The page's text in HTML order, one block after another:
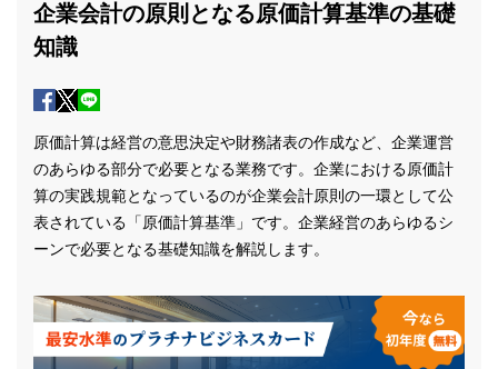
企業会計の原則となる原価計算基準の基礎
知識
原価計算は経営の意思決定や財務諸表の作成など、企業運営
のあらゆる部分で必要となる業務です。企業における原価計
算の実践規範となっているのが企業会計原則の一環として公
表されている「原価計算基準」です。企業経営のあらゆるシ
ーンで必要となる基礎知識を解説します。